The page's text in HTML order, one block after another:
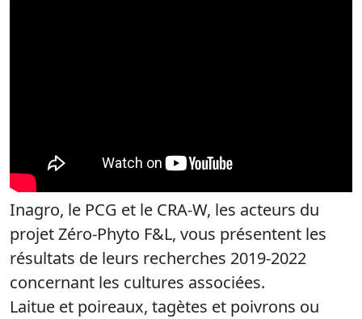
Inagro, le PCG et le CRA-W, les acteurs du
projet Zéro-Phyto F&L, vous présentent les
résultats de leurs recherches 2019-2022
concernant les cultures associées.
Laitue et poireaux, tagètes et poivrons ou